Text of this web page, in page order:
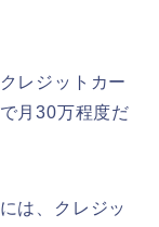
レジットカー
月30万程度だ
は、クレジッ